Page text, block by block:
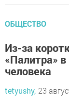
ОБЩЕСТВО
Из-за
«Палитра»
человека
tetyushy, 23